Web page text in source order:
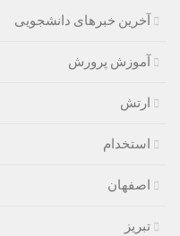
آخرین خبرهای دانشجویی
آموزش پرورش
ارتش
استخدام
اصفهان
تبریز